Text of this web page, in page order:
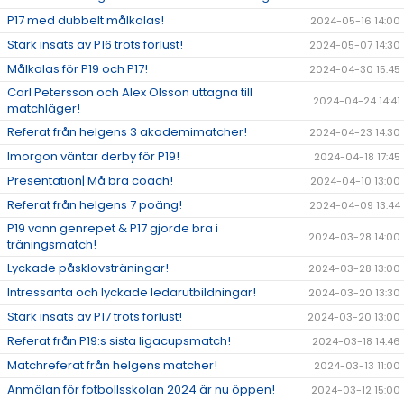
P17 med dubbelt målkalas! 2024-05-16 14:00
Stark insats av P16 trots förlust! 2024-05-07 14:30
Målkalas för P19 och P17! 2024-04-30 15:45
Carl Petersson och Alex Olsson uttagna till
matchläger!
2024-04-24 14:41
Referat från helgens 3 akademimatcher! 2024-04-23 14:30
Imorgon väntar derby för P19! 2024-04-18 17:45
Presentation| Må bra coach! 2024-04-10 13:00
Referat från helgens 7 poäng! 2024-04-09 13:44
P19 vann genrepet & P17 gjorde bra i
träningsmatch!
2024-03-28 14:00
Lyckade påsklovsträningar! 2024-03-28 13:00
Intressanta och lyckade ledarutbildningar! 2024-03-20 13:30
Stark insats av P17 trots förlust! 2024-03-20 13:00
Referat från P19:s sista ligacupsmatch! 2024-03-18 14:46
Matchreferat från helgens matcher! 2024-03-13 11:00
Anmälan för fotbollsskolan 2024 är nu öppen! 2024-03-12 15:00